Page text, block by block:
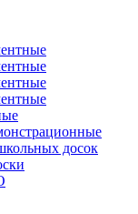
досок